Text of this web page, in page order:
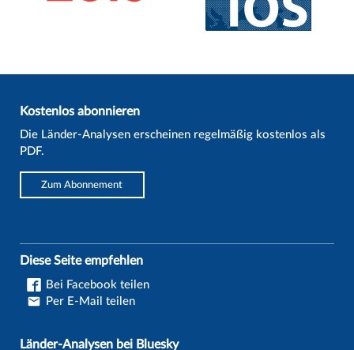
Kostenlos abonnieren
Die Länder-Analysen erscheinen regelmäßig kostenlos als
PDF.
Zum Abonnement
Diese Seite empfehlen
Bei Facebook teilen
Per E-Mail teilen
Länder-Analysen bei Bluesky